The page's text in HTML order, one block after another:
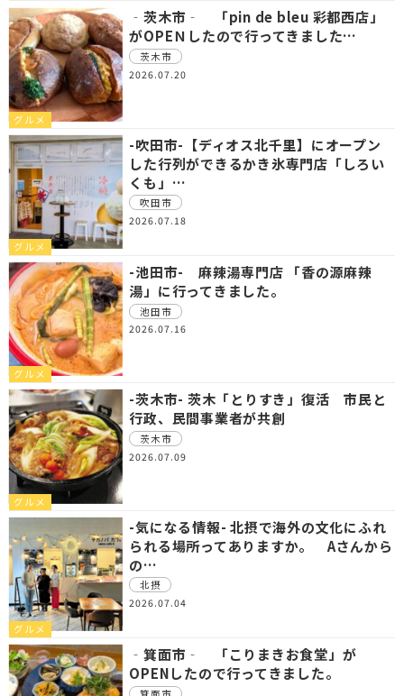
グルメ
‐茨木市‐ 「pin de bleu 彩都西店」
がOPEＮしたので行ってきました…
茨木市
2026.07.20
グルメ
-吹田市-【ディオス北千里】にオープン
した行列ができるかき氷専門店「しろい
くも」…
吹田市
2026.07.18
グルメ
-池田市- 麻辣湯専門店 「香の源麻辣
湯」に行ってきました。
池田市
2026.07.16
グルメ
-茨木市- 茨木「とりすき」復活 市民と
行政、民間事業者が共創
茨木市
2026.07.09
グルメ
-気になる情報- 北摂で海外の文化にふれ
られる場所ってありますか。 Aさんから
の…
北摂
2026.07.04
‐箕面市‐ 「こりまきお食堂」が
OPENしたので行ってきました。